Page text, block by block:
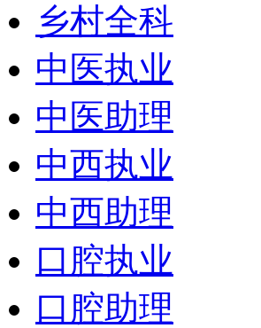
乡村全科
中医执业
中医助理
中西执业
中西助理
口腔执业
口腔助理